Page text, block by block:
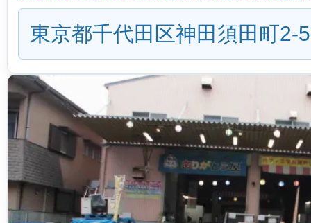
東京都千代田区神田須田町2-